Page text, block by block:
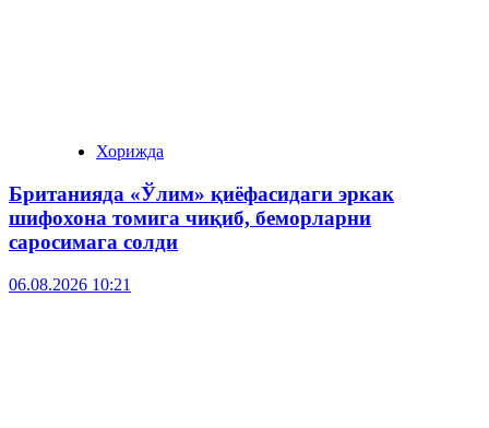
Хорижда
Британияда «Ўлим» қиёфасидаги эркак
шифохона томига чиқиб, беморларни
саросимага солди
06.08.2026 10:21